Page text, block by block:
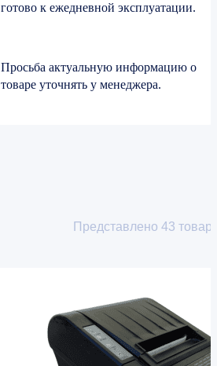
готово к ежедневной эксплуатации.
Просьба актуальную информацию о
товаре уточнять у менеджера.
Представлено 43